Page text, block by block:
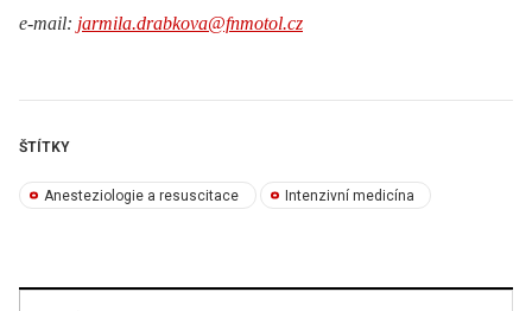
e-mail: jarmila.drabkova@fnmotol.cz
ŠTÍTKY
Anesteziologie a resuscitace Intenzivní medicína